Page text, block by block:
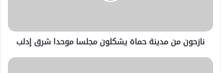
نازحون من مدينة حماة يشكلون مجلسا موحدا شرق إدلب